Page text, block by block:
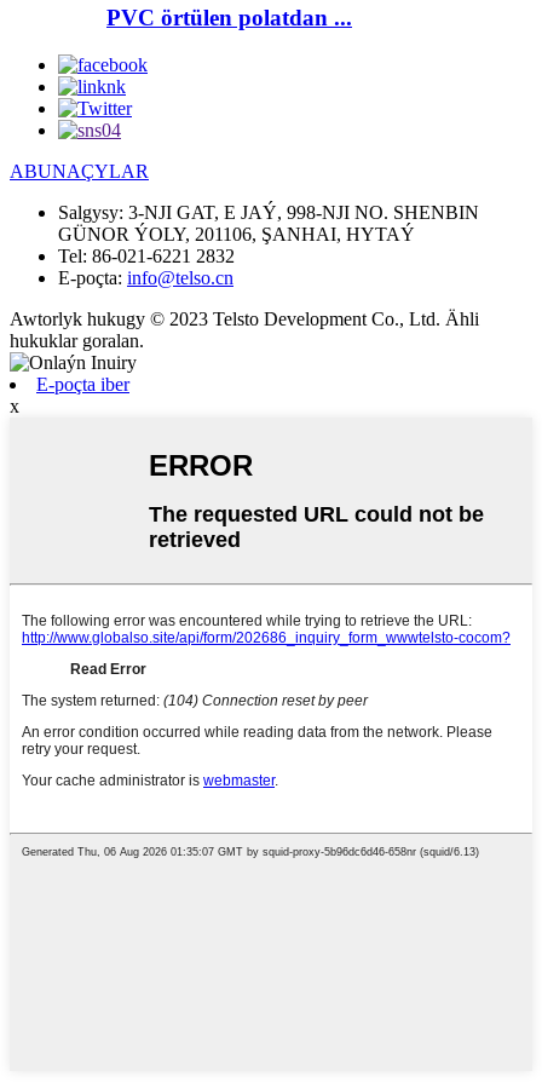
PVC örtülen polatdan ...
ABUNAÇYLAR
Salgysy: 3-NJI GAT, E JAÝ, 998-NJI NO. SHENBIN
GÜNOR ÝOLY, 201106, ŞANHAI, HYTAÝ
Tel: 86-021-6221 2832
E-poçta: info@telso.cn
Awtorlyk hukugy © 2023 Telsto Development Co., Ltd. Ähli
hukuklar goralan.
E-poçta iber
x